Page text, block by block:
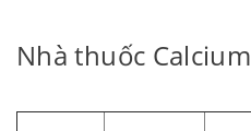
Nhà thuốc